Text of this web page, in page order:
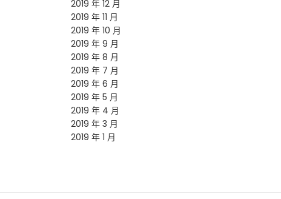
2019 年 12 月
2019 年 11 月
2019 年 10 月
2019 年 9 月
2019 年 8 月
2019 年 7 月
2019 年 6 月
2019 年 5 月
2019 年 4 月
2019 年 3 月
2019 年 1 月